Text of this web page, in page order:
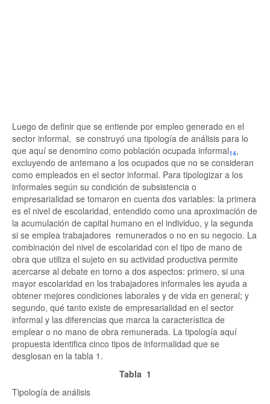
Luego de definir que se entiende por empleo generado en el
sector informal, se construyó una tipología de análisis para lo
que aquí se denomino como población ocupada informal14,
excluyendo de antemano a los ocupados que no se consideran
como empleados en el sector informal. Para tipologizar a los
informales según su condición de subsistencia o
empresarialidad se tomaron en cuenta dos variables: la primera
es el nivel de escolaridad, entendido como una aproximación de
la acumulación de capital humano en el individuo, y la segunda
si se emplea trabajadores remunerados o no en su negocio. La
combinación del nivel de escolaridad con el tipo de mano de
obra que utiliza el sujeto en su actividad productiva permite
acercarse al debate en torno a dos aspectos: primero, si una
mayor escolaridad en los trabajadores informales les ayuda a
obtener mejores condiciones laborales y de vida en general; y
segundo, qué tanto existe de empresarialidad en el sector
informal y las diferencias que marca la característica de
emplear o no mano de obra remunerada. La tipología aquí
propuesta identifica cinco tipos de informalidad que se
desglosan en la tabla 1.
Tabla 1
Tipología de análisis